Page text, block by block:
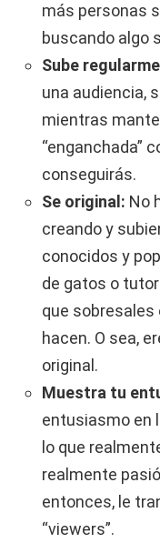
más personas
buscando algo
Sube
una audiencia,
mientras
“enganchada”
conseguirás.
Se original: No
creando y
conocidos y
de gatos o
que
hacen. O sea,
original.
Muestra tu
entusiasmo en
lo que
realmente
entonces, le
“viewers”.